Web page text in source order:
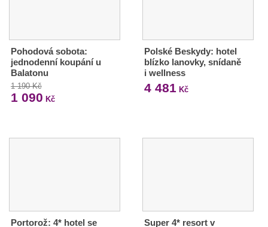
Pohodová sobota:
jednodenní koupání u
Balatonu
1 190 Kč
1 090 Kč
Polské Beskydy: hotel
blízko lanovky, snídaně
i wellness
4 481 Kč
Portorož: 4* hotel se
Super 4* resort v